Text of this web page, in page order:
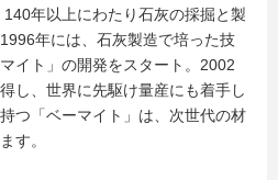
年以上にわたり石灰の採掘と製
年には、石灰製造で培った技
イト」の開発をスタート。2002
し、世界に先駆け量産にも着手し
つ「ベーマイト」は、次世代の材
す。